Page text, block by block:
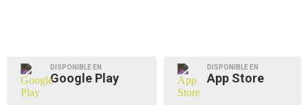
DISPONIBLE EN
Google Play
DISPONIBLE EN
App Store